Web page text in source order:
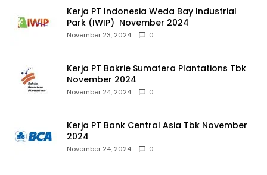
Kerja PT Indonesia Weda Bay Industrial
Park (IWIP) November 2024
November 23, 2024 0
Kerja PT Bakrie Sumatera Plantations Tbk
November 2024
November 24, 2024 0
Kerja PT Bank Central Asia Tbk November
2024
November 24, 2024 0